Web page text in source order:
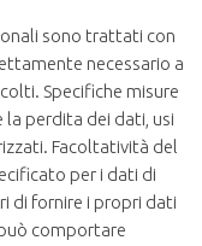
sono trattati con
necessario a
Specifiche misure
la perdita dei dati, usi
Facoltatività del
per i dati di
di fornire i propri dati
comportare